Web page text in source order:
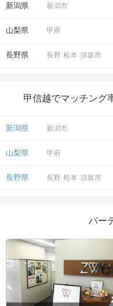
新潟県 新潟市
山梨県 甲府
長野県 長野 松本 須坂市
甲信越でマッチング
新潟県 新潟市
山梨県 甲府
長野県 長野 松本 須坂市
パー